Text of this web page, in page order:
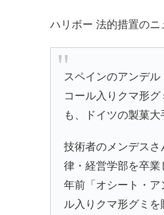
ハリボー 法的措置のニ
スペインのアンデ
コール入りクマ形
も、ドイツの製菓
技術者のメンデス
律・経営学部を卒
年前「オシート・
ル入りクマ形グミを